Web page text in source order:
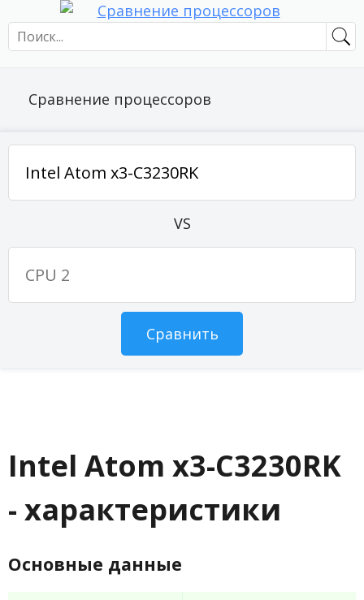
Сравнение процессоров
VS
Intel Atom x3-C3230RK
- характеристики
Основные данные